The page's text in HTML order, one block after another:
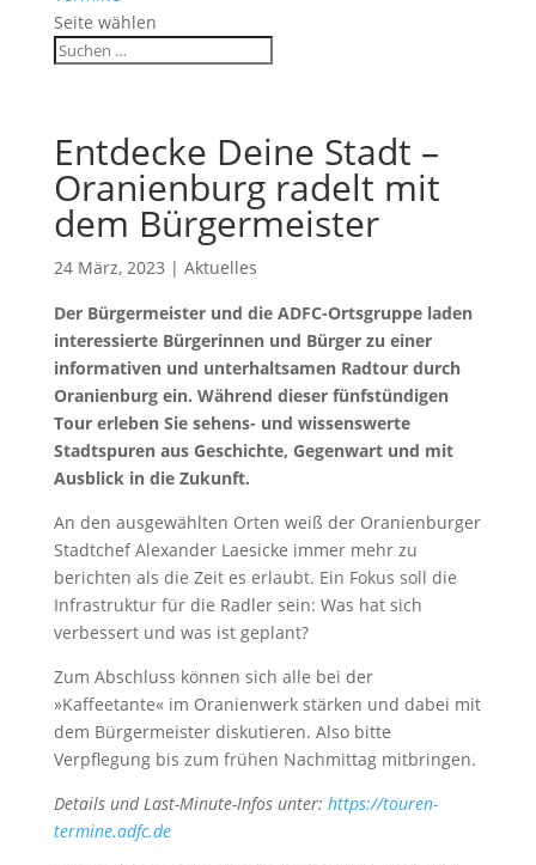
Seite wählen
Entdecke Deine Stadt –
Oranienburg radelt mit
dem Bürgermeister
24 März, 2023 | Aktuelles
Der Bürgermeister und die ADFC-Ortsgruppe laden
interessierte Bürgerinnen und Bürger zu einer
informativen und unterhaltsamen Radtour durch
Oranienburg ein. Während dieser fünfstündigen
Tour erleben Sie sehens- und wissenswerte
Stadtspuren aus Geschichte, Gegenwart und mit
Ausblick in die Zukunft.
An den ausgewählten Orten weiß der Oranienburger
Stadtchef Alexander Laesicke immer mehr zu
berichten als die Zeit es erlaubt. Ein Fokus soll die
Infrastruktur für die Radler sein: Was hat sich
verbessert und was ist geplant?
Zum Abschluss können sich alle bei der
»Kaffeetante« im Oranienwerk stärken und dabei mit
dem Bürgermeister diskutieren. Also bitte
Verpflegung bis zum frühen Nachmittag mitbringen.
Details und Last-Minute-Infos unter: https://touren-
termine.adfc.de